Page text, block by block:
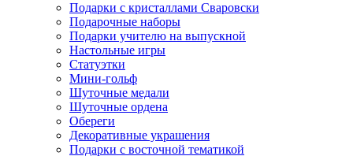
Подарки с кристаллами Сваровски
Подарочные наборы
Подарки учителю на выпускной
Настольные игры
Статуэтки
Мини-гольф
Шуточные медали
Шуточные ордена
Обереги
Декоративные украшения
Подарки с восточной тематикой